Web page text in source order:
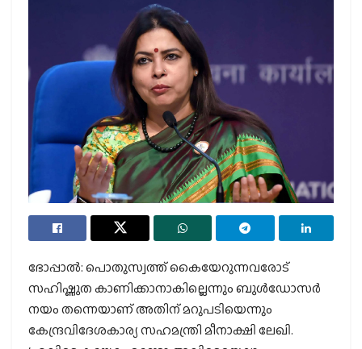
ഭോപ്പാല്‍: പൊതുസ്വത്ത് കൈയേറുന്നവരോട്
സഹിഷ്ണുത കാണിക്കാനാകില്ലെന്നും ബുള്‍ഡോസര്‍
നയം തന്നെയാണ് അതിന് മറുപടിയെന്നും
കേന്ദ്രവിദേശകാര്യ സഹമന്ത്രി മീനാക്ഷി ലേഖി.